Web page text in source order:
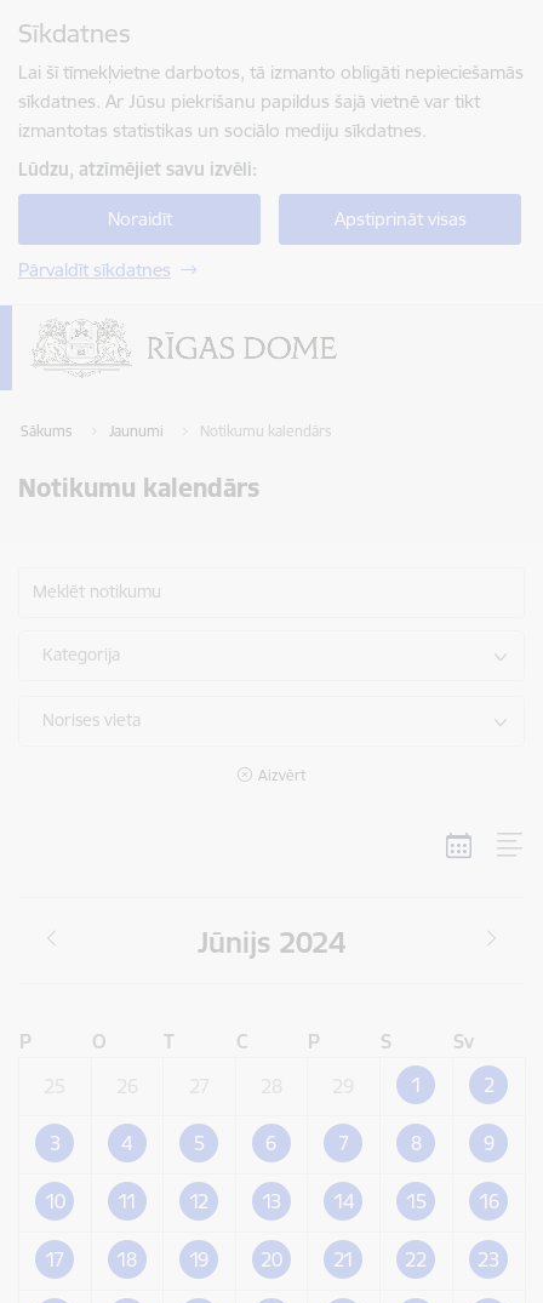
Sīkdatnes
Lai šī tīmekļvietne darbotos, tā izmanto obligāti nepieciešamās
sīkdatnes. Ar Jūsu piekrišanu papildus šajā vietnē var tikt
izmantotas statistikas un sociālo mediju sīkdatnes.
Lūdzu, atzīmējiet savu izvēli:
Noraidīt Apstiprināt visas
Pārvaldīt sīkdatnes
Sākums Jaunumi Notikumu kalendārs
Notikumu kalendārs
Meklēt notikumu
Kategorija
Norises vieta
Aizvērt
Jūnijs 2024
P O T C P S
Sv
1 2
3 4 5 6 7 8 9
10 11 12 13 14 15 16
17 18 19 20 21 22 23